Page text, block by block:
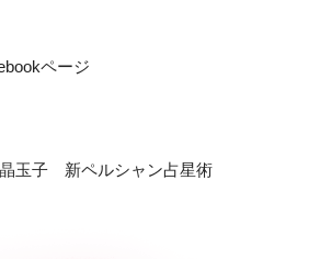
ページ
玉子 新ペルシャン占星術